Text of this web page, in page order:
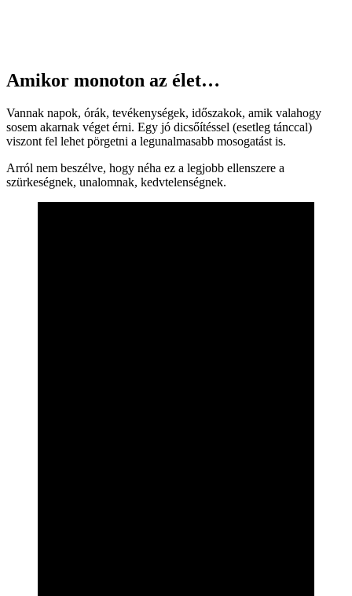
Amikor monoton az élet…
Vannak napok, órák, tevékenységek, időszakok, amik valahogy
sosem akarnak véget érni. Egy jó dicsőítéssel (esetleg tánccal)
viszont fel lehet pörgetni a legunalmasabb mosogatást is.
Arról nem beszélve, hogy néha ez a legjobb ellenszere a
szürkeségnek, unalomnak, kedvtelenségnek.